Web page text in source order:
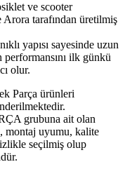
ve scooter
tarafından üretilmiş
yapısı sayesinde uzun
ilk günkü
olur.
Parça ürünleri
grubuna ait olan
montaj uyumu, kalite
seçilmiş olup